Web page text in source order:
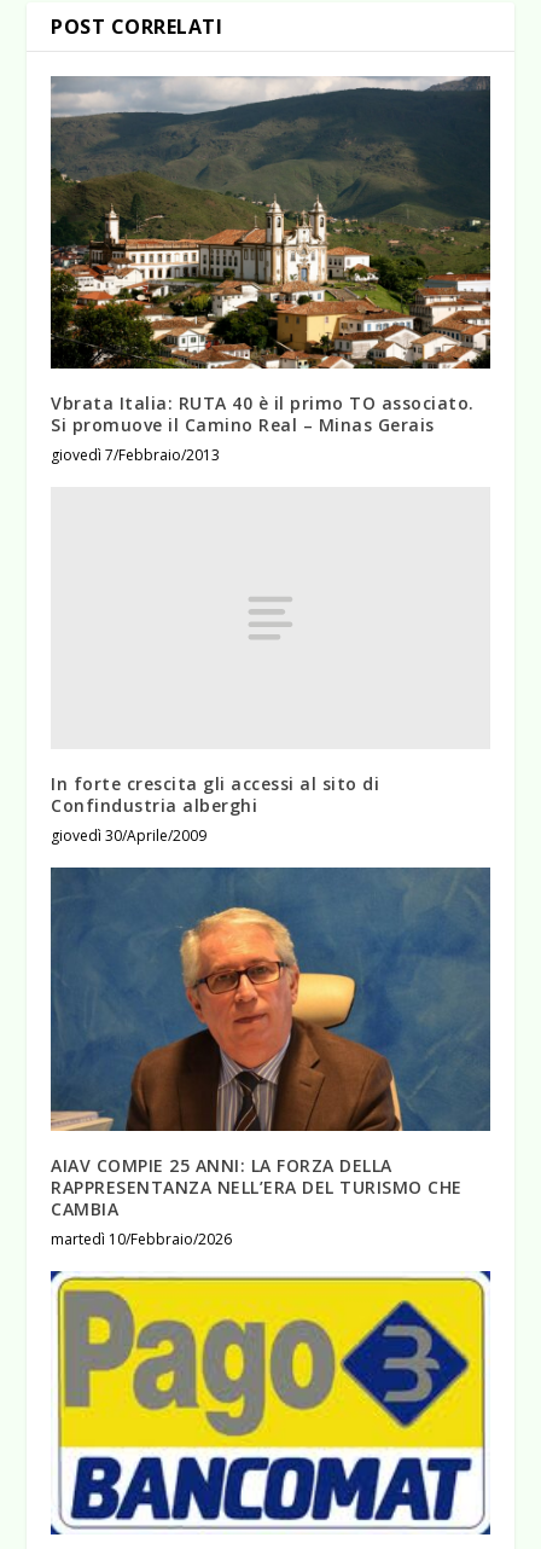
POST CORRELATI
Vbrata Italia: RUTA 40 è il primo TO associato.
Si promuove il Camino Real – Minas Gerais
giovedì 7/Febbraio/2013
In forte crescita gli accessi al sito di
Confindustria alberghi
giovedì 30/Aprile/2009
AIAV COMPIE 25 ANNI: LA FORZA DELLA
RAPPRESENTANZA NELL’ERA DEL TURISMO CHE
CAMBIA
martedì 10/Febbraio/2026